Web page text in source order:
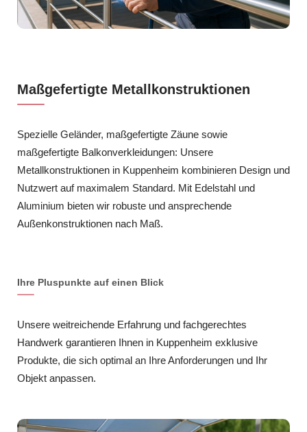
Maßgefertigte Metallkonstruktionen
Spezielle Geländer, maßgefertigte Zäune sowie
maßgefertigte Balkonverkleidungen: Unsere
Metallkonstruktionen in Kuppenheim kombinieren Design und
Nutzwert auf maximalem Standard. Mit Edelstahl und
Aluminium bieten wir robuste und ansprechende
Außenkonstruktionen nach Maß.
Ihre Pluspunkte auf einen Blick
Unsere weitreichende Erfahrung und fachgerechtes
Handwerk garantieren Ihnen in Kuppenheim exklusive
Produkte, die sich optimal an Ihre Anforderungen und Ihr
Objekt anpassen.